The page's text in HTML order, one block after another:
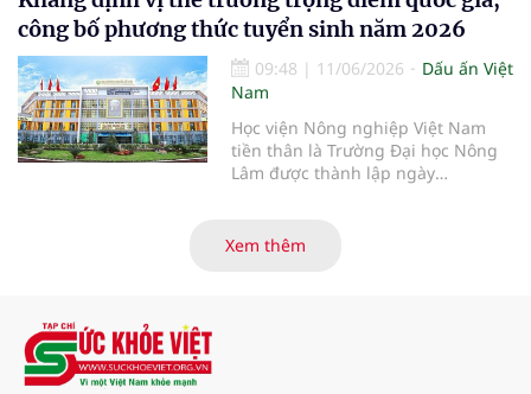
bài viết của Tiến sĩ, Nhà báo Chúc
Kim Vinh- Tổng Biên tập Tạp chí
Sức Khỏe Việt.
công bố phương thức tuyển sinh năm 2026
09:48 | 11/06/2026
Dấu ấn Việt
Nam
Học viện Nông nghiệp Việt Nam
tiền thân là Trường Đại học Nông
Lâm được thành lập ngày
tục khẳng định vị thế của một cơ
Xem thêm